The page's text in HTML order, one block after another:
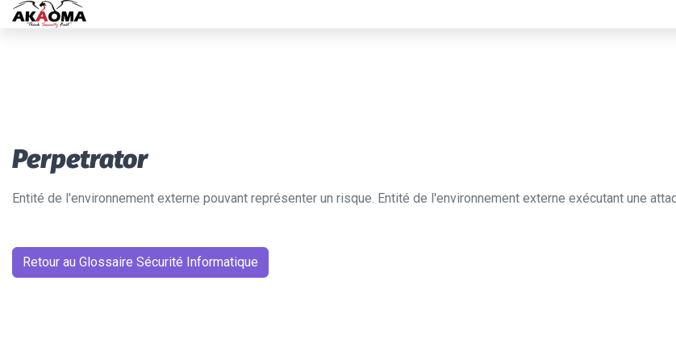
Perpetrator
Entité de l'environnement externe pouvant représenter un risque. Entité de l'environnement externe exécutant une
Retour au Glossaire Sécurité Informatique